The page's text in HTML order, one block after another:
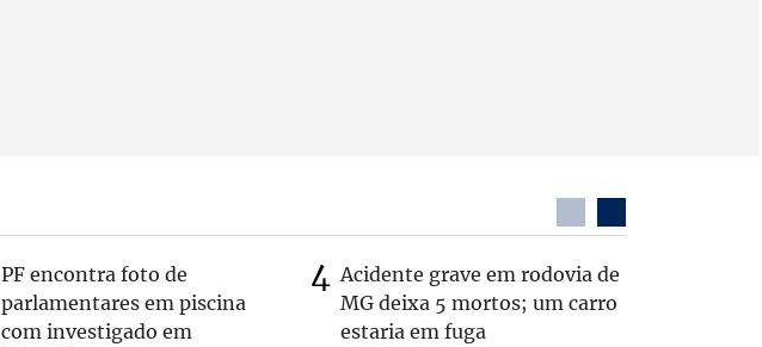
PF encontra foto de
parlamentares em piscina
com investigado em
Acidente grave em rodovia de
MG deixa 5 mortos; um carro
estaria em fuga